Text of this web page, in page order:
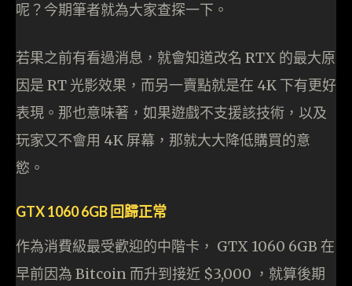
呢？今期筆者就為大家查探一下。
若果之前有看過消息，就會知道改名 RTX 的最大原
因是 RT 光影效果，而另一賣點就是在 4K 下有更好
表現。那也意味著，如果遊戲不支援該技術，以及
玩家又不會用 4K 屏幕，那就大大降低購買的意
慾。
GTX 1060 6GB 回歸正常
作為消費級最受歡迎的中階卡， GTX 1060 6GB 在
早前因為 Bitcoin 而升到接近 $3,000 ，就算後期